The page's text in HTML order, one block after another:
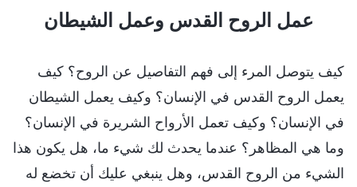
عمل الروح القدس وعمل الشيطان
كيف يتوصل المرء إلى فهم التفاصيل عن الروح؟ كيف
يعمل الروح القدس في الإنسان؟ وكيف يعمل الشيطان
في الإنسان؟ وكيف تعمل الأرواح الشريرة في الإنسان؟
وما هي المظاهر؟ عندما يحدث لك شيء ما، هل يكون هذا
الشيء من الروح القدس، وهل ينبغي عليك أن تخضع له